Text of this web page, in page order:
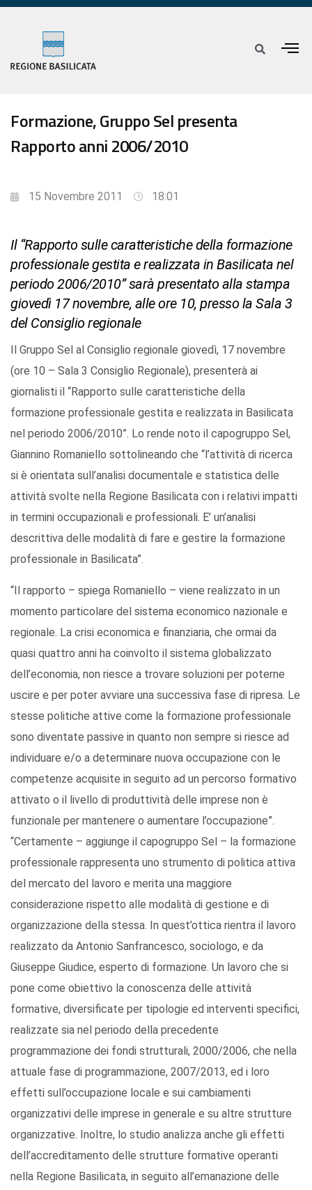
Formazione, Gruppo Sel presenta
Rapporto anni 2006/2010
15 Novembre 2011 18:01
Il “Rapporto sulle caratteristiche della formazione
professionale gestita e realizzata in Basilicata nel
periodo 2006/2010” sarà presentato alla stampa
giovedì 17 novembre, alle ore 10, presso la Sala 3
del Consiglio regionale
Il Gruppo Sel al Consiglio regionale giovedì, 17 novembre
(ore 10 – Sala 3 Consiglio Regionale), presenterà ai
giornalisti il “Rapporto sulle caratteristiche della
formazione professionale gestita e realizzata in Basilicata
nel periodo 2006/2010”. Lo rende noto il capogruppo Sel,
Giannino Romaniello sottolineando che “l’attività di ricerca
si è orientata sull’analisi documentale e statistica delle
attività svolte nella Regione Basilicata con i relativi impatti
in termini occupazionali e professionali. E’ un’analisi
descrittiva delle modalità di fare e gestire la formazione
professionale in Basilicata”.
“Il rapporto – spiega Romaniello – viene realizzato in un
momento particolare del sistema economico nazionale e
regionale. La crisi economica e finanziaria, che ormai da
quasi quattro anni ha coinvolto il sistema globalizzato
dell’economia, non riesce a trovare soluzioni per poterne
uscire e per poter avviare una successiva fase di ripresa. Le
stesse politiche attive come la formazione professionale
sono diventate passive in quanto non sempre si riesce ad
individuare e/o a determinare nuova occupazione con le
competenze acquisite in seguito ad un percorso formativo
attivato o il livello di produttività delle imprese non è
funzionale per mantenere o aumentare l’occupazione”.
“Certamente – aggiunge il capogruppo Sel – la formazione
professionale rappresenta uno strumento di politica attiva
del mercato del lavoro e merita una maggiore
considerazione rispetto alle modalità di gestione e di
organizzazione della stessa. In quest’ottica rientra il lavoro
realizzato da Antonio Sanfrancesco, sociologo, e da
Giuseppe Giudice, esperto di formazione. Un lavoro che si
pone come obiettivo la conoscenza delle attività
formative, diversificate per tipologie ed interventi specifici,
realizzate sia nel periodo della precedente
programmazione dei fondi strutturali, 2000/2006, che nella
attuale fase di programmazione, 2007/2013, ed i loro
effetti sull’occupazione locale e sui cambiamenti
organizzativi delle imprese in generale e su altre strutture
organizzative. Inoltre, lo studio analizza anche gli effetti
dell’accreditamento delle strutture formative operanti
nella Regione Basilicata, in seguito all’emanazione delle